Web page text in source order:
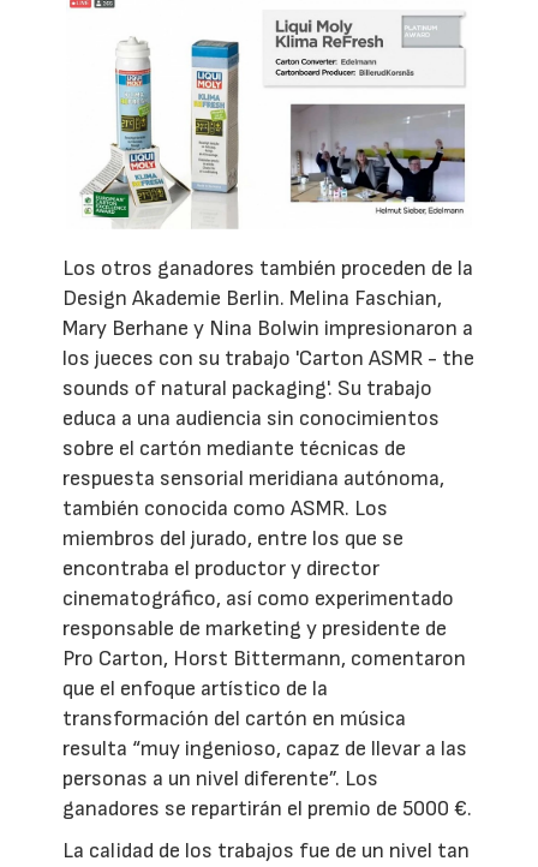
Los otros ganadores también proceden de la
Design Akademie Berlin. Melina Faschian,
Mary Berhane y Nina Bolwin impresionaron a
los jueces con su trabajo 'Carton ASMR - the
sounds of natural packaging'. Su trabajo
educa a una audiencia sin conocimientos
sobre el cartón mediante técnicas de
respuesta sensorial meridiana autónoma,
también conocida como ASMR. Los
miembros del jurado, entre los que se
encontraba el productor y director
cinematográfico, así como experimentado
responsable de marketing y presidente de
Pro Carton, Horst Bittermann, comentaron
que el enfoque artístico de la
transformación del cartón en música
resulta “muy ingenioso, capaz de llevar a las
personas a un nivel diferente”. Los
ganadores se repartirán el premio de 5000 €.
La calidad de los trabajos fue de un nivel tan